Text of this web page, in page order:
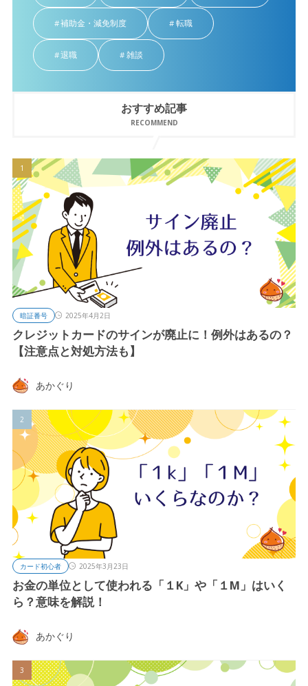
補助金・減免制度 転職
退職 雑談
おすすめ記事
RECOMMEND
暗証番号 2025年4月2日
クレジットカードのサインが廃止に！例外はあるの？
【注意点と対処方法も】
あかぐり
カード初心者 2025年3月23日
お金の単位として使われる「１K」や「１M」はいく
ら？意味を解説！
あかぐり